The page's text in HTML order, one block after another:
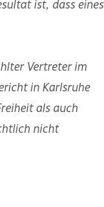
ist, dass eines
Vertreter im
in Karlsruhe
als auch
nicht